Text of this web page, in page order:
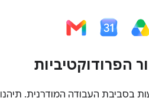
בסביבת העבודה המודרנית.